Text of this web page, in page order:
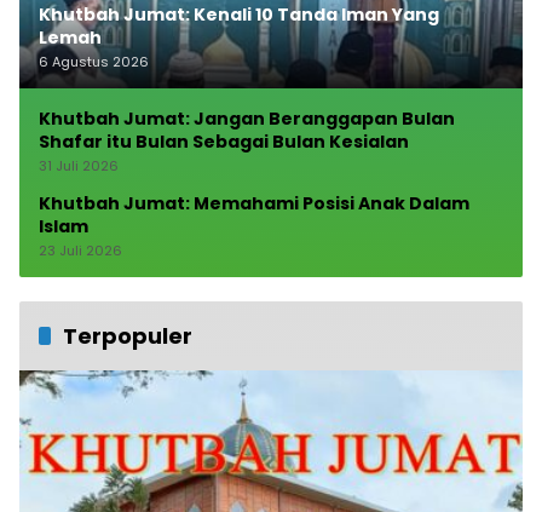
Khutbah Jumat: Kenali 10 Tanda Iman Yang
Lemah
6 Agustus 2026
Khutbah Jumat: Jangan Beranggapan Bulan
Shafar itu Bulan Sebagai Bulan Kesialan
31 Juli 2026
Khutbah Jumat: Memahami Posisi Anak Dalam
Islam
23 Juli 2026
Terpopuler